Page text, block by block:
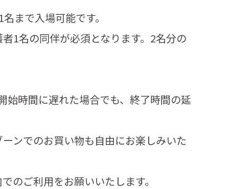
まで入場可能です。
1名の同伴が必須となります。2名分の
始時間に遅れた場合でも、終了時間の延
ンでのお買い物も自由にお楽しみいた
のご利用をお願いいたします。